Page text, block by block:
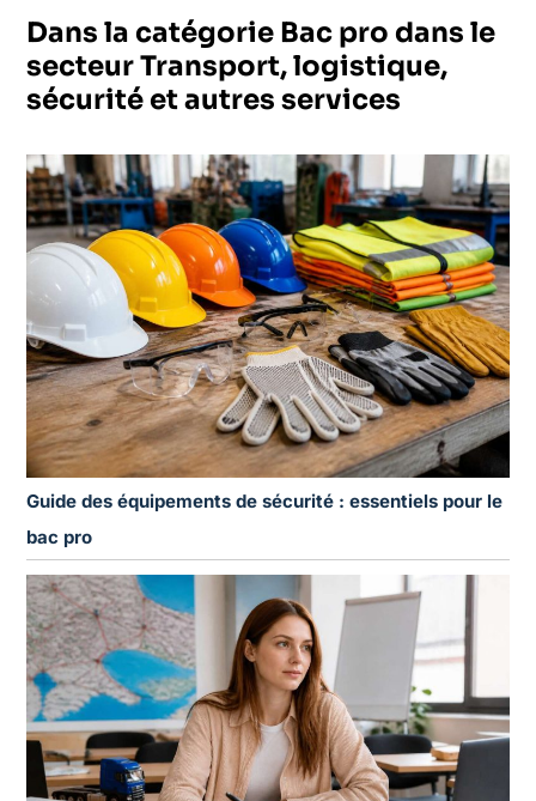
Dans la catégorie Bac pro dans le
secteur Transport, logistique,
sécurité et autres services
Guide des équipements de sécurité : essentiels pour le
bac pro